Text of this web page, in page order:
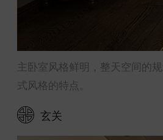
主卧室风格鲜明，整天空间的
式风格的特点。
玄关